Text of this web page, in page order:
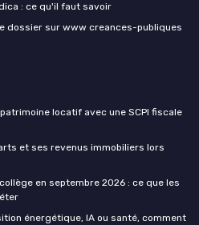
: ce qu'il faut savoir
dossier sur www creances-publiques
locatif avec une SCPI fiscale
et ses revenus immobiliers lors
en septembre 2026 : ce que les
énergétique, IA ou santé, comment